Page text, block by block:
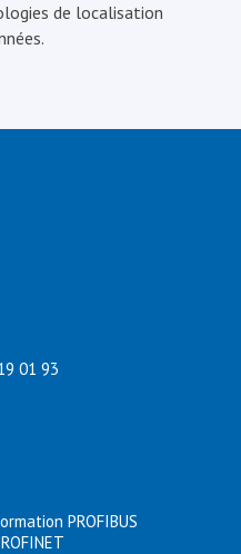
de localisation
01 93
PROFIBUS